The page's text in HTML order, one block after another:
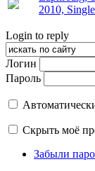
2010,
Login to reply
Логин
Пароль
Скрыть моё
Забыли